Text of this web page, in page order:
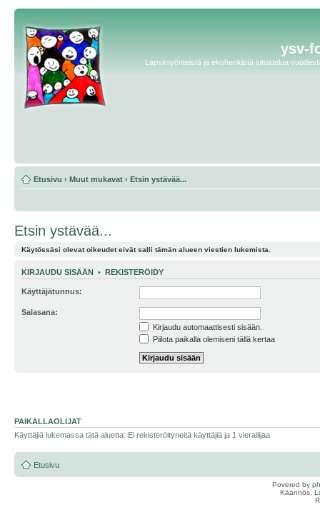
ysv-
Lapsimyönteistä ja ekohenkistä jutustelua
Etusivu ‹ Muut mukavat ‹ Etsin ystävää...
Etsin ystävää...
Käytössäsi olevat oikeudet eivät salli tämän alueen viestien lukemista.
KIRJAUDU SISÄÄN • REKISTERÖIDY
Käyttäjätunnus:
Salasana:
Kirjaudu automaattisesti sisään.
Piilota paikalla olemiseni tällä kertaa
PAIKALLAOLIJAT
Käyttäjiä lukemassa tätä aluetta: Ei rekisteröityneitä käyttäjiä ja 1 vierailijaa
Etusivu
Povered by
Käännös,